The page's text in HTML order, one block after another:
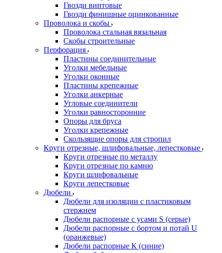
Гвозди винтовые
Гвозди финишные оцинкованные
Проволока и скобы
Проволока стальная вязальная
Скобы строительные
Перфорация
Пластины соединительные
Уголки мебельные
Уголки оконные
Пластины крепежные
Уголки анкерные
Угловые соединители
Уголки равносторонние
Опоры для бруса
Уголки крепежные
Скользящие опоры для стропил
Круги отрезные, шлифовальные, лепестковые
Круги отрезные по металлу
Круги отрезные по камню
Круги шлифовальные
Круги лепестковые
Дюбели
Дюбели для изоляции с пластиковым
стержнем
Дюбели распорные с усами S (серые)
Дюбели распорные c бортом и потай U
(оранжевые)
Дюбели распорные К (синие)